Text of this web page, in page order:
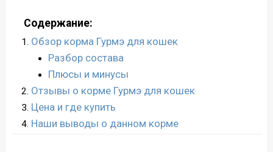
Содержание:
Обзор корма Гурмэ для кошек
Разбор состава
Плюсы и минусы
Отзывы о корме Гурмэ для кошек
Цена и где купить
Наши выводы о данном корме